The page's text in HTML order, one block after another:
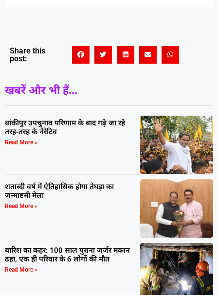
Share this
post:
खबरें और भी हैं...
बांकीपुर उपचुनाव परिणाम के बाद गढ़े जा रहे
तरह-तरह के नैरेटिव
Read More »
शताब्दी वर्ष में ऐतिहासिक होगा तेघड़ा का
जन्माष्टमी मेला
Read More »
बारिश का कहर: 100 साल पुराना जर्जर मकान
ढहा, एक ही परिवार के 6 लोगों की मौत
Read More »